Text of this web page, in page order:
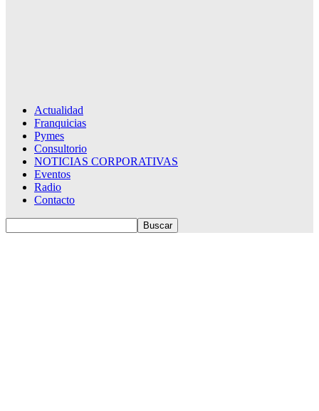
Actualidad
Franquicias
Pymes
Consultorio
NOTICIAS CORPORATIVAS
Eventos
Radio
Contacto